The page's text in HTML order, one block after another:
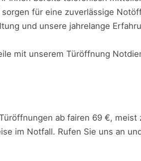
für eine zuverlässige
und unsere jahrelange
mit unserem Türöffnung
ab fairen 69 €,
im Notfall. Rufen Sie uns an